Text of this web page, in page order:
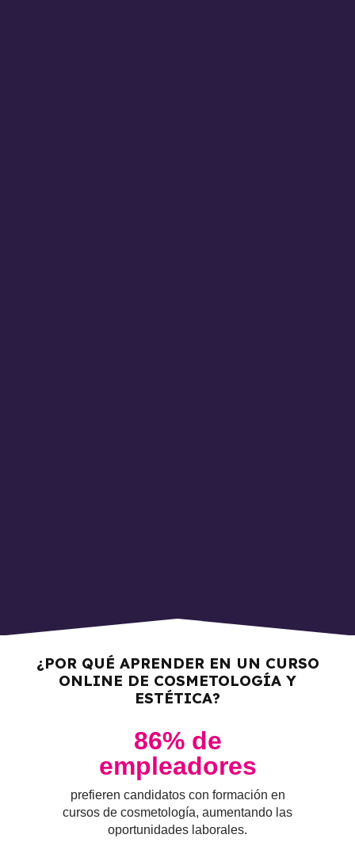
¿POR QUÉ APRENDER EN UN CURSO
ONLINE DE COSMETOLOGÍA Y
ESTÉTICA?
86% de
empleadores
prefieren candidatos con formación en
cursos de cosmetología, aumentando las
oportunidades laborales.